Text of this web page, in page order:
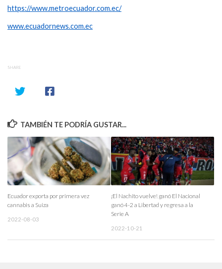
https://www.metroecuador.com.ec/
www.ecuadornews.com.ec
SHARE
TAMBIÉN TE PODRÍA GUSTAR...
Ecuador exporta por primera vez
cannabis a Suiza
2022-08-03
¡El Nachito vuelve! ganó El Nacional
ganó 4-2 a Libertad y regresa a la
Serie A
2022-10-21